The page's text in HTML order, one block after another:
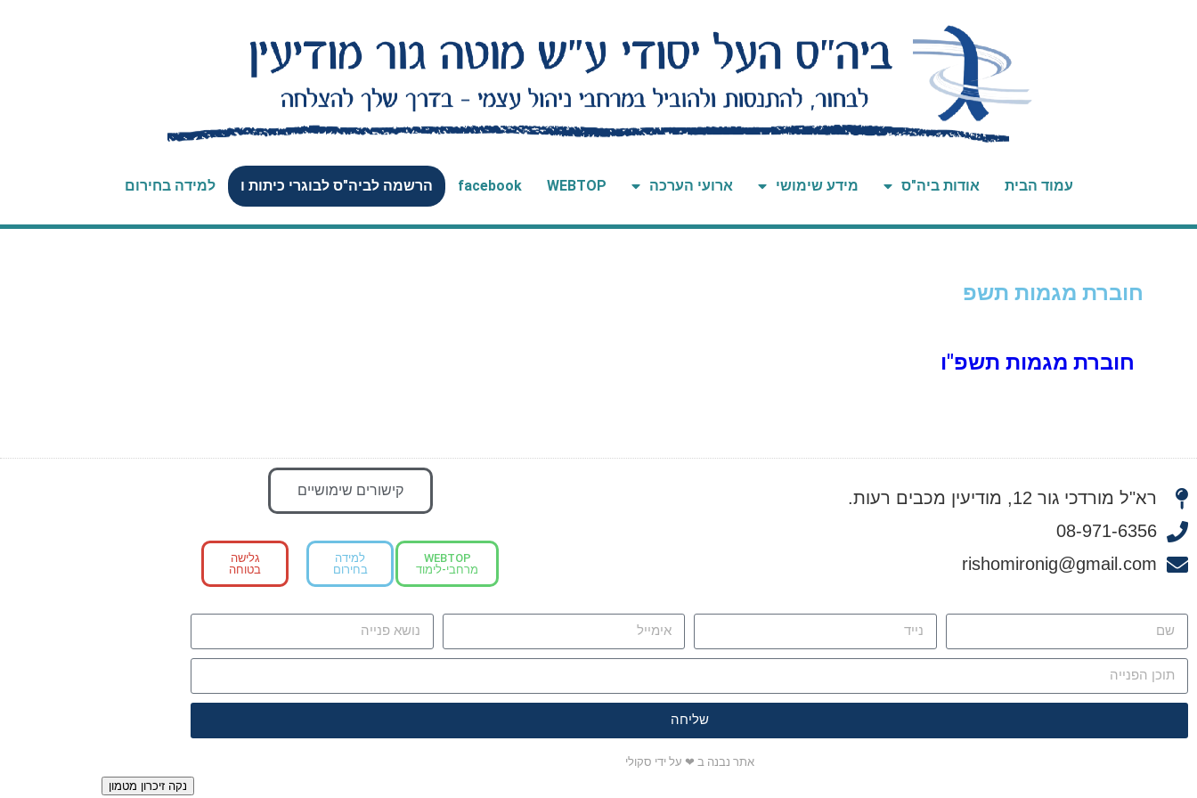
עמוד הבית אודות ביה"ס מידע שימושי ארועי הערכה WEBTOP
facebook הרשמה לביה"ס לבוגרי כיתות ו למידה בחירום
חוברת מגמות תשפ
חוברת מגמות תשפ"ו
רא"ל מורדכי גור 12, מודיעין מכבים רעות.
08-971-6356
rishomironig@gmail.com
קישורים שימושיים
WEBTOP
מרחבי-לימוד
למידה
בחירום
גלישה
בטוחה
שליחה
אתר נבנה ב ❤ על ידי סקולי
נקה זיכרון מטמון